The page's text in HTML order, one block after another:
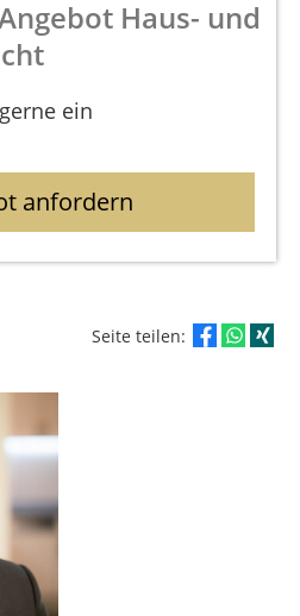
Haus- und
ein
anfordern
Seite teilen: